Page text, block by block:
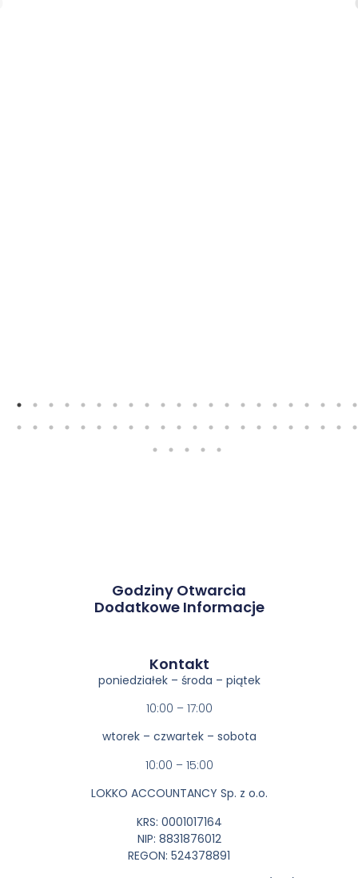
Godziny Otwarcia
Dodatkowe Informacje
Kontakt​
poniedziałek – środa – piątek
10:00 – 17:00
wtorek – czwartek – sobota
10:00 – 15:00
LOKKO ACCOUNTANCY Sp. z o.o.
KRS: 0001017164
NIP: 8831876012
REGON: 524378891